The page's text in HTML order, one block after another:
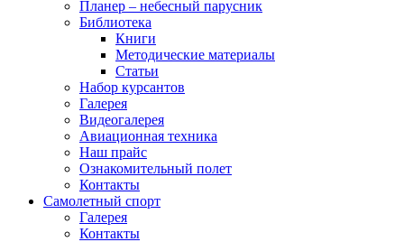
Планер – небесный парусник
Библиотека
Книги
Методические материалы
Статьи
Набор курсантов
Галерея
Видеогалерея
Авиационная техника
Наш прайс
Ознакомительный полет
Контакты
Самолетный спорт
Галерея
Контакты